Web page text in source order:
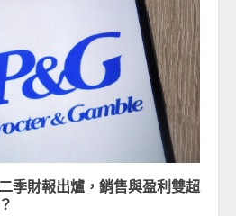
季財報出爐，銷售與盈利雙超